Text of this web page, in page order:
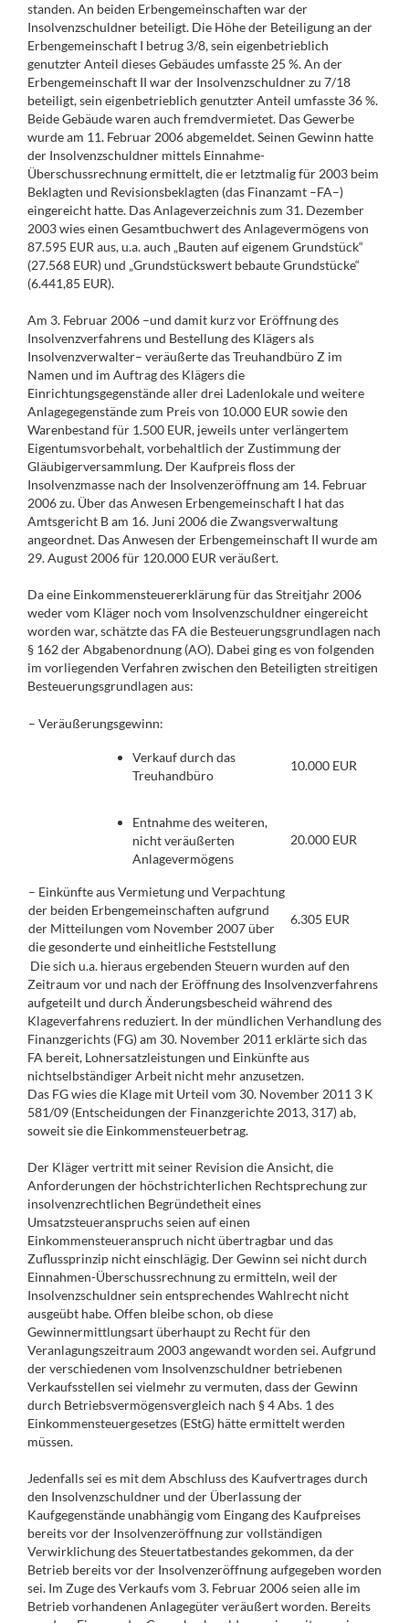
standen. An beiden Erbengemeinschaften war der
Insolvenzschuldner beteiligt. Die Höhe der Beteiligung an der
Erbengemeinschaft I betrug 3/8, sein eigenbetrieblich
genutzter Anteil dieses Gebäudes umfasste 25 %. An der
Erbengemeinschaft II war der Insolvenzschuldner zu 7/18
beteiligt, sein eigenbetrieblich genutzter Anteil umfasste 36 %.
Beide Gebäude waren auch fremdvermietet. Das Gewerbe
wurde am 11. Februar 2006 abgemeldet. Seinen Gewinn hatte
der Insolvenzschuldner mittels Einnahme-
Überschussrechnung ermittelt, die er letztmalig für 2003 beim
Beklagten und Revisionsbeklagten (das Finanzamt –FA–)
eingereicht hatte. Das Anlageverzeichnis zum 31. Dezember
2003 wies einen Gesamtbuchwert des Anlagevermögens von
87.595 EUR aus, u.a. auch „Bauten auf eigenem Grundstück“
(27.568 EUR) und „Grundstückswert bebaute Grundstücke“
(6.441,85 EUR).
Am 3. Februar 2006 –und damit kurz vor Eröffnung des
Insolvenzverfahrens und Bestellung des Klägers als
Insolvenzverwalter– veräußerte das Treuhandbüro Z im
Namen und im Auftrag des Klägers die
Einrichtungsgegenstände aller drei Ladenlokale und weitere
Anlagegegenstände zum Preis von 10.000 EUR sowie den
Warenbestand für 1.500 EUR, jeweils unter verlängertem
Eigentumsvorbehalt, vorbehaltlich der Zustimmung der
Gläubigerversammlung. Der Kaufpreis floss der
Insolvenzmasse nach der Insolvenzeröffnung am 14. Februar
2006 zu. Über das Anwesen Erbengemeinschaft I hat das
Amtsgericht B am 16. Juni 2006 die Zwangsverwaltung
angeordnet. Das Anwesen der Erbengemeinschaft II wurde am
29. August 2006 für 120.000 EUR veräußert.
Da eine Einkommensteuererklärung für das Streitjahr 2006
weder vom Kläger noch vom Insolvenzschuldner eingereicht
worden war, schätzte das FA die Besteuerungsgrundlagen nach
§ 162 der Abgabenordnung (AO). Dabei ging es von folgenden
im vorliegenden Verfahren zwischen den Beteiligten streitigen
Besteuerungsgrundlagen aus:
– Veräußerungsgewinn:
Verkauf durch das
Treuhandbüro
10.000 EUR
Entnahme des weiteren,
nicht veräußerten
Anlagevermögens
20.000 EUR
– Einkünfte aus Vermietung und Verpachtung
der beiden Erbengemeinschaften aufgrund
der Mitteilungen vom November 2007 über
die gesonderte und einheitliche Feststellung
6.305 EUR
Die sich u.a. hieraus ergebenden Steuern wurden auf den
Zeitraum vor und nach der Eröffnung des Insolvenzverfahrens
aufgeteilt und durch Änderungsbescheid während des
Klageverfahrens reduziert. In der mündlichen Verhandlung des
Finanzgerichts (FG) am 30. November 2011 erklärte sich das
FA bereit, Lohnersatzleistungen und Einkünfte aus
nichtselbständiger Arbeit nicht mehr anzusetzen.
Das FG wies die Klage mit Urteil vom 30. November 2011 3 K
581/09 (Entscheidungen der Finanzgerichte 2013, 317) ab,
soweit sie die Einkommensteuerbetrag.
Der Kläger vertritt mit seiner Revision die Ansicht, die
Anforderungen der höchstrichterlichen Rechtsprechung zur
insolvenzrechtlichen Begründetheit eines
Umsatzsteueranspruchs seien auf einen
Einkommensteueranspruch nicht übertragbar und das
Zuflussprinzip nicht einschlägig. Der Gewinn sei nicht durch
Einnahmen-Überschussrechnung zu ermitteln, weil der
Insolvenzschuldner sein entsprechendes Wahlrecht nicht
ausgeübt habe. Offen bleibe schon, ob diese
Gewinnermittlungsart überhaupt zu Recht für den
Veranlagungszeitraum 2003 angewandt worden sei. Aufgrund
der verschiedenen vom Insolvenzschuldner betriebenen
Verkaufsstellen sei vielmehr zu vermuten, dass der Gewinn
durch Betriebsvermögensvergleich nach § 4 Abs. 1 des
Einkommensteuergesetzes (EStG) hätte ermittelt werden
müssen.
Jedenfalls sei es mit dem Abschluss des Kaufvertrages durch
den Insolvenzschuldner und der Überlassung der
Kaufgegenstände unabhängig vom Eingang des Kaufpreises
bereits vor der Insolvenzeröffnung zur vollständigen
Verwirklichung des Steuertatbestandes gekommen, da der
Betrieb bereits vor der Insolvenzeröffnung aufgegeben worden
sei. Im Zuge des Verkaufs vom 3. Februar 2006 seien alle im
Betrieb vorhandenen Anlagegüter veräußert worden. Bereits